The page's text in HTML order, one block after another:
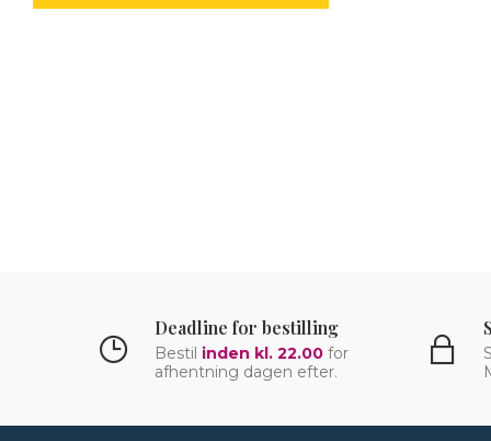
Deadline for bestilling
Bestil inden kl. 22.00 for
afhentning dagen efter.